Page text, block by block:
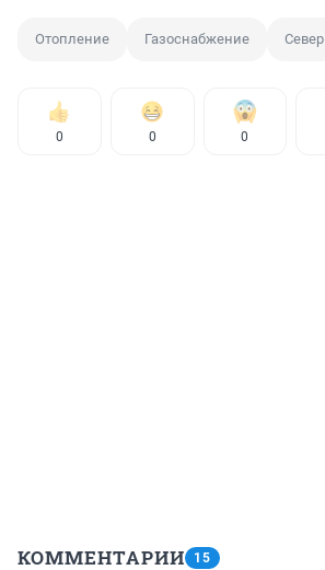
Отопление Газоснабжение Север
0 0 0
КОММЕНТАРИИ 15